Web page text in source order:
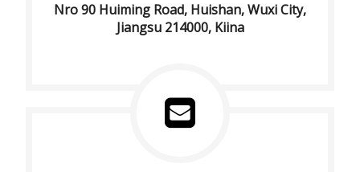
Nro 90 Huiming Road, Huishan, Wuxi City,
Jiangsu 214000, Kiina